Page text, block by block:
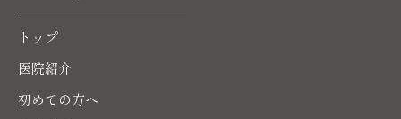
トップ
医院紹介
初めての方へ